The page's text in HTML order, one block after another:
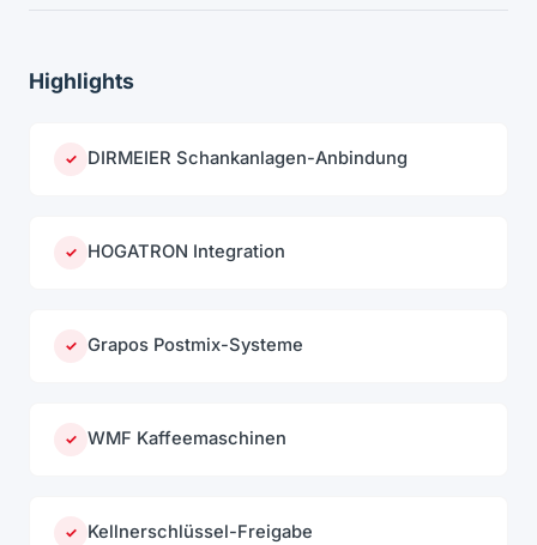
Highlights
✓ DIRMEIER Schankanlagen-Anbindung
✓ HOGATRON Integration
✓ Grapos Postmix-Systeme
✓ WMF Kaffeemaschinen
✓ Kellnerschlüssel-Freigabe